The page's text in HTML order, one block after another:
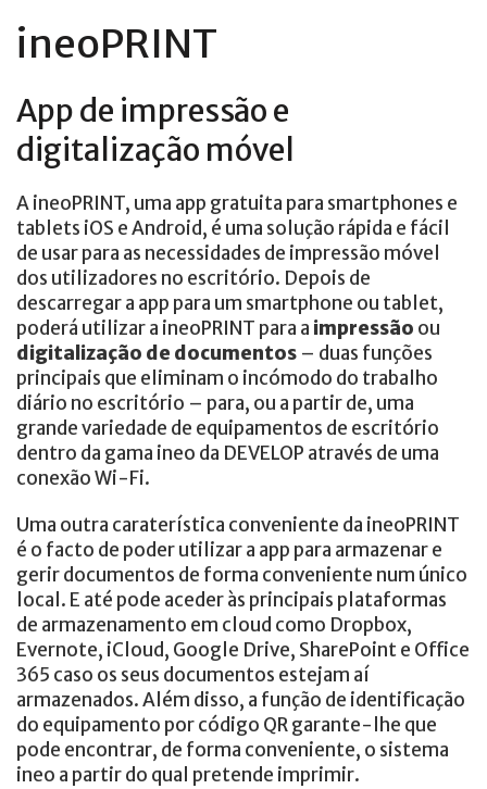
ineoPRINT
App de impressão e
digitalização móvel
A ineoPRINT, uma app gratuita para smartphones e
tablets iOS e Android, é uma solução rápida e fácil
de usar para as necessidades de impressão móvel
dos utilizadores no escritório. Depois de
descarregar a app para um smartphone ou tablet,
poderá utilizar a ineoPRINT para a impressão ou
digitalização de documentos – duas funções
principais que eliminam o incómodo do trabalho
diário no escritório – para, ou a partir de, uma
grande variedade de equipamentos de escritório
dentro da gama ineo da DEVELOP através de uma
conexão Wi-Fi.
Uma outra caraterística conveniente da ineoPRINT
é o facto de poder utilizar a app para armazenar e
gerir documentos de forma conveniente num único
local. E até pode aceder às principais plataformas
de armazenamento em cloud como Dropbox,
Evernote, iCloud, Google Drive, SharePoint e Office
365 caso os seus documentos estejam aí
armazenados. Além disso, a função de identificação
do equipamento por código QR garante-lhe que
pode encontrar, de forma conveniente, o sistema
ineo a partir do qual pretende imprimir.